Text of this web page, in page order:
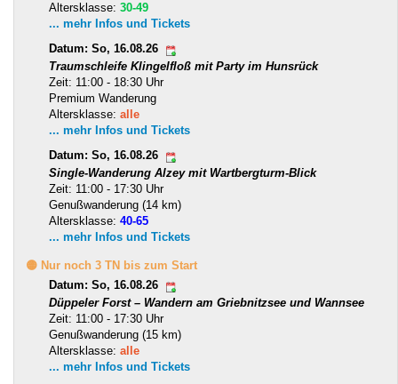
Altersklasse: 30-49
... mehr Infos und Tickets
Datum: So, 16.08.26
Traumschleife Klingelfloß mit Party im Hunsrück
Zeit: 11:00 - 18:30 Uhr
Premium Wanderung
Altersklasse: alle
... mehr Infos und Tickets
Datum: So, 16.08.26
Single-Wanderung Alzey mit Wartbergturm-Blick
Zeit: 11:00 - 17:30 Uhr
Genußwanderung (14 km)
Altersklasse: 40-65
... mehr Infos und Tickets
🟡 Nur noch 3 TN bis zum Start
Datum: So, 16.08.26
Düppeler Forst – Wandern am Griebnitzsee und Wannsee
Zeit: 11:00 - 17:30 Uhr
Genußwanderung (15 km)
Altersklasse: alle
... mehr Infos und Tickets